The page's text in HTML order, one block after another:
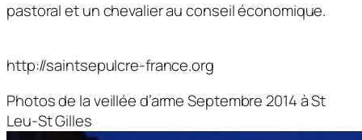
pastoral et un chevalier au conseil économique.
http://saintsepulcre-france.org
Photos de la veillée d’arme Septembre 2014 à St
Leu-St Gilles